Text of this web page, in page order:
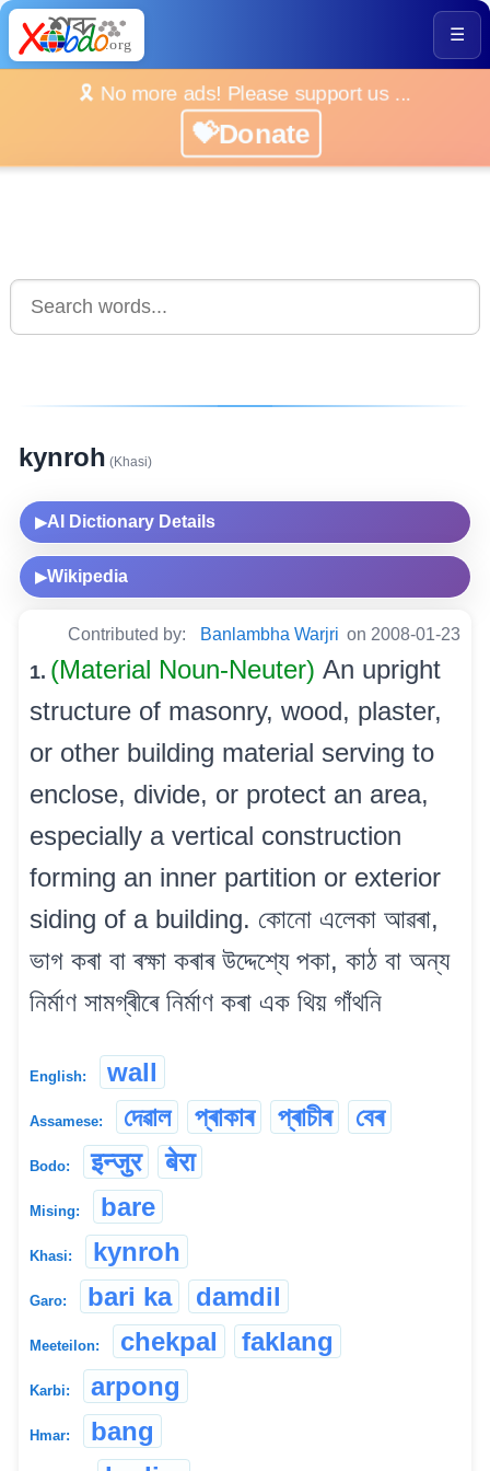
☰
🎗️ No more ads! Please support us ...
💝Donate
kynroh (Khasi)
▶AI Dictionary Details
▶Wikipedia
Contributed by: Banlambha Warjri on 2008-01-23
1. (Material Noun-Neuter) An upright
structure of masonry, wood, plaster,
or other building material serving to
enclose, divide, or protect an area,
especially a vertical construction
forming an inner partition or exterior
siding of a building. কোনো এলেকা আৱৰা,
ভাগ কৰা বা ৰক্ষা কৰাৰ উদ্দেশ্যে পকা, কাঠ বা অন্য
নিৰ্মাণ সামগ্ৰীৰে নিৰ্মাণ কৰা এক থিয় গাঁথনি
English: wall
Assamese: দেৱাল প্ৰাকাৰ প্ৰাচীৰ বেৰ
Bodo: इन्जुर बेरा
Mising: bare
Khasi: kynroh
Garo: bari ka damdil
Meeteilon: chekpal faklang
Karbi: arpong
Hmar:
bang